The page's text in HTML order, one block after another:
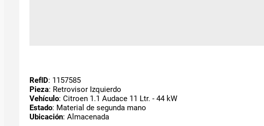
RefID: 1157585
Pieza: Retrovisor Izquierdo
Vehículo: Citroen 1.1 Audace 11 Ltr. - 44 kW
Estado: Material de segunda mano
Ubicación: Almacenada